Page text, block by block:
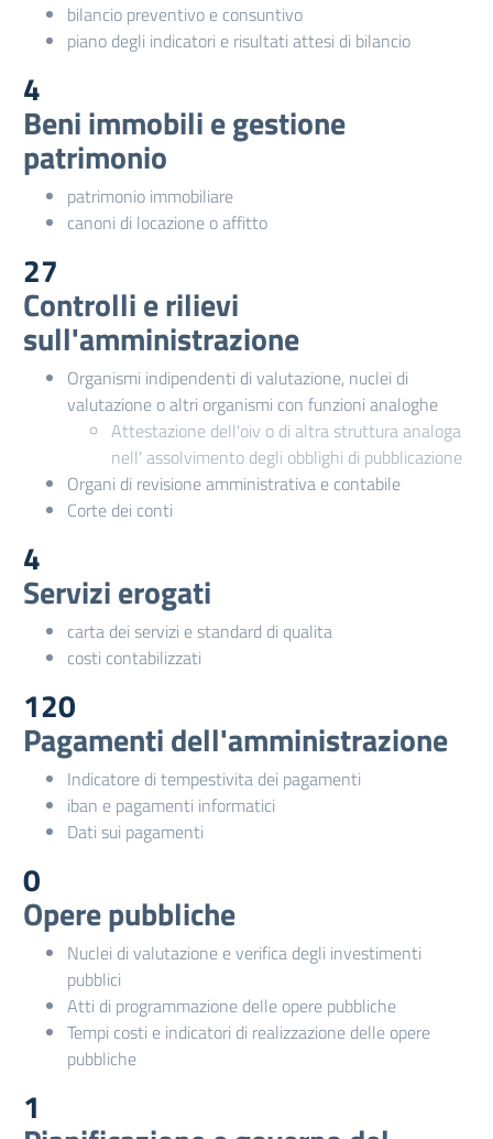
bilancio preventivo e consuntivo
piano degli indicatori e risultati attesi di bilancio
4
Beni immobili e gestione
patrimonio
patrimonio immobiliare
canoni di locazione o affitto
27
Controlli e rilievi
sull'amministrazione
Organismi indipendenti di valutazione, nuclei di
valutazione o altri organismi con funzioni analoghe
Attestazione dell'oiv o di altra struttura analoga
nell' assolvimento degli obblighi di pubblicazione
Organi di revisione amministrativa e contabile
Corte dei conti
4
Servizi erogati
carta dei servizi e standard di qualita
costi contabilizzati
120
Pagamenti dell'amministrazione
Indicatore di tempestivita dei pagamenti
iban e pagamenti informatici
Dati sui pagamenti
0
Opere pubbliche
Nuclei di valutazione e verifica degli investimenti
pubblici
Atti di programmazione delle opere pubbliche
Tempi costi e indicatori di realizzazione delle opere
pubbliche
1